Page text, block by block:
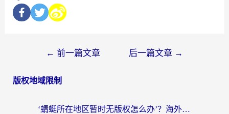
← 前一篇文章 后一篇文章 →
版权地域限制
‘蜻蜓所在地区暂时无版权怎么办’？海外党看国内内容、办国内事的实用指南